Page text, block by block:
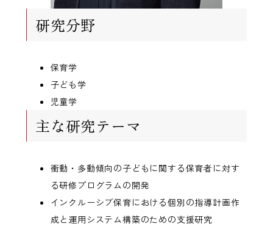
研究分野
保育学
子ども学
児童学
主な研究テーマ
衝動・多動傾向の子どもに関する保育者に対す
る研修プログラムの開発
インクルーシブ保育における個別の指導計画作
成と運用システム構築のための支援研究